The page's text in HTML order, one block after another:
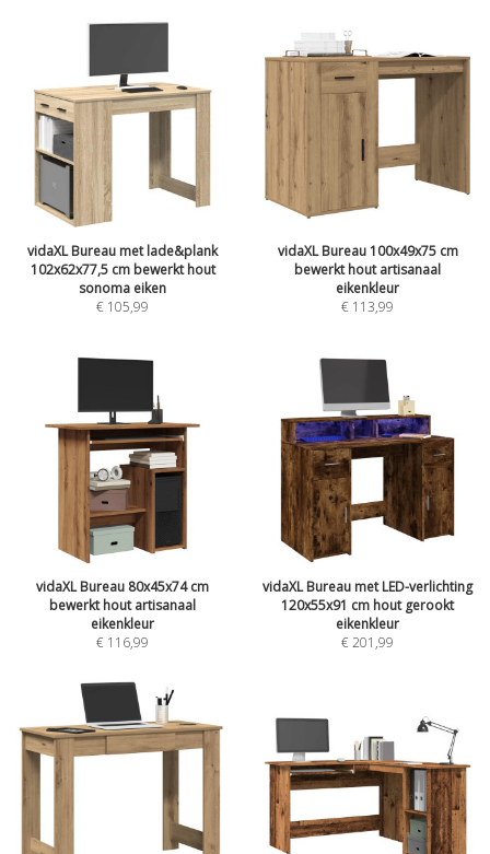
vidaXL Bureau met lade&plank
102x62x77,5 cm bewerkt hout
sonoma eiken
€ 105,99
vidaXL Bureau 100x49x75 cm
bewerkt hout artisanaal
eikenkleur
€ 113,99
vidaXL Bureau 80x45x74 cm
bewerkt hout artisanaal
eikenkleur
€ 116,99
vidaXL Bureau met LED-verlichting
120x55x91 cm hout gerookt
eikenkleur
€201,99